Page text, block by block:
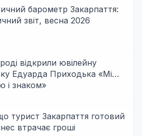
барометр Закарпаття:
звіт, весна 2026
відкрили ювілейну
Едуарда Приходька «Між
і знаком»
турист Закарпаття готовий
втрачає гроші